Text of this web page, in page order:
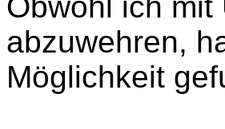
abzuwehren,
Möglichkeit